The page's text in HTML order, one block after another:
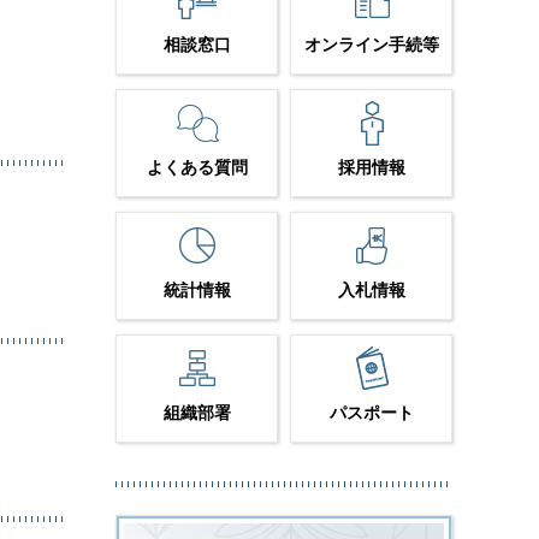
相談窓口 オンライン手続等
よくある質問 採用情報
統計情報 入札情報
組織部署 パスポート